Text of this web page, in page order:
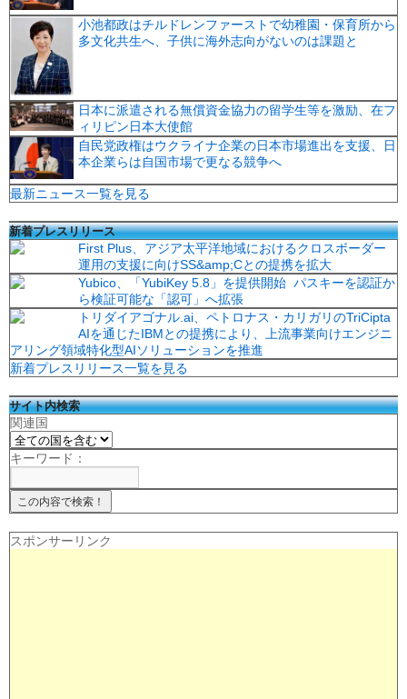
小池都政はチルドレンファーストで幼稚園・保育所から
多文化共生へ、子供に海外志向がないのは課題と
日本に派遣される無償資金協力の留学生等を激励、在フ
ィリピン日本大使館
自民党政権はウクライナ企業の日本市場進出を支援、日
本企業らは自国市場で更なる競争へ
最新ニュース一覧を見る
新着プレスリリース
First Plus、アジア太平洋地域におけるクロスボーダー
運用の支援に向けSS&amp;Cとの提携を拡大
Yubico、「YubiKey 5.8」を提供開始 パスキーを認証か
ら検証可能な「認可」へ拡張
トリダイアゴナル.ai、ペトロナス・カリガリのTriCipta
AIを通じたIBMとの提携により、上流事業向けエンジニ
アリング領域特化型AIソリューションを推進
新着プレスリリース一覧を見る
サイト内検索
関連国
キーワード：
スポンサーリンク